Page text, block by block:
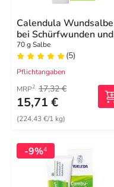
Calendula Wundsalbe
bei Schürfwunden und
Hautverletzungen
70 g Salbe
(5)
Pflichtangaben
MRP2 17,32 €
15,71 €
(224,43 €/1 kg)
-9%4